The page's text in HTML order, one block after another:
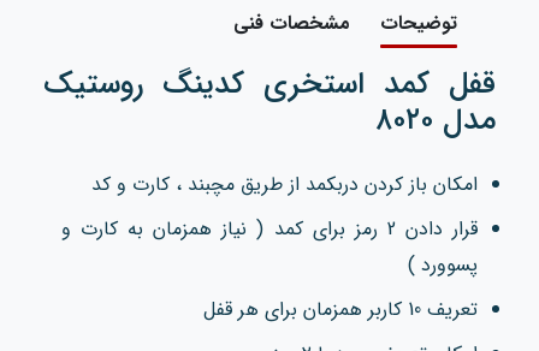
توضیحات مشخصات فنی
قفل کمد استخری کدینگ روستیک
مدل ۸۰۲۰
امکان باز کردن دربکمد از طریق مچبند ، کارت و کد
قرار دادن 2 رمز برای کمد ( نیاز همزمان به کارت و
پسوورد )
تعریف 10 کاربر همزمان برای هر قفل